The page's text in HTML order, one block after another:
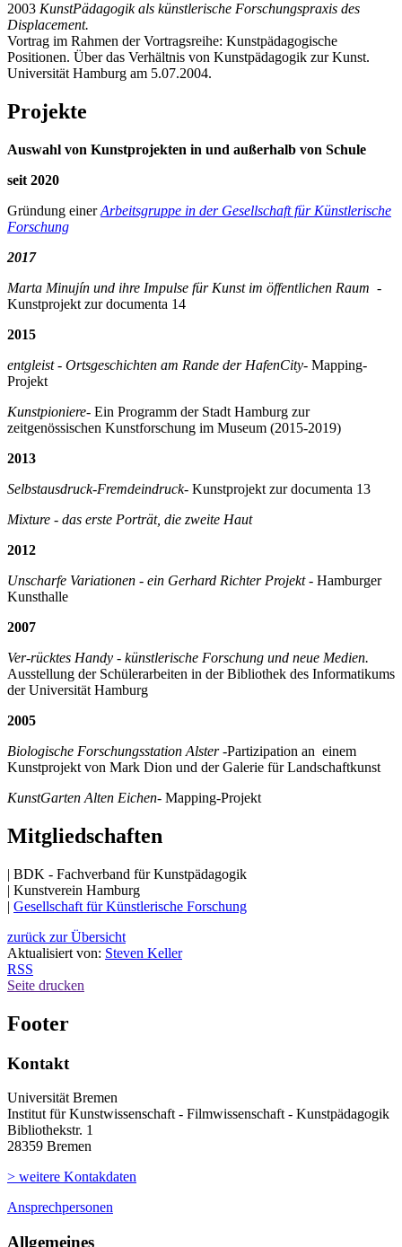
2003 KunstPädagogik als künstlerische Forschungspraxis des
Displacement.
Vortrag im Rahmen der Vortragsreihe: Kunstpädagogische
Positionen. Über das Verhältnis von Kunstpädagogik zur Kunst.
Universität Hamburg am 5.07.2004.
Projekte
Auswahl von Kunstprojekten in und außerhalb von Schule
seit 2020
Gründung einerArbeitsgruppe in der Gesellschaft für Künstlerische
Forschung
2017
Marta Minujín und ihre Impulse für Kunst im öffentlichen Raum -
Kunstprojekt zur documenta 14
2015
entgleist - Ortsgeschichten am Rande der HafenCity- Mapping-
Projekt
Kunstpioniere- Ein Programm der Stadt Hamburg zur
zeitgenössischen Kunstforschung im Museum (2015-2019)
2013
Selbstausdruck-Fremdeindruck- Kunstprojekt zur documenta 13
Mixture - das erste Porträt, die zweite Haut
2012
Unscharfe Variationen - ein Gerhard Richter Projekt- Hamburger
Kunsthalle
2007
Ver-rücktes Handy - künstlerische Forschung und neue Medien.
Ausstellung der Schülerarbeiten in der Bibliothek des Informatikums
der Universität Hamburg
2005
Biologische Forschungsstation Alster-Partizipation an einem
Kunstprojekt von Mark Dion und der Galerie für Landschaftkunst
KunstGarten Alten Eichen- Mapping-Projekt
Mitgliedschaften
| BDK - Fachverband für Kunstpädagogik
| Kunstverein Hamburg
| Gesellschaft für Künstlerische Forschung
zurück zur Übersicht
Aktualisiert von: Steven Keller
RSS
Seite drucken
Footer
Kontakt
Universität Bremen
Institut für Kunstwissenschaft - Filmwissenschaft - Kunstpädagogik
Bibliothekstr. 1
28359 Bremen
> weitere Kontakdaten
Ansprechpersonen
Allgemeines